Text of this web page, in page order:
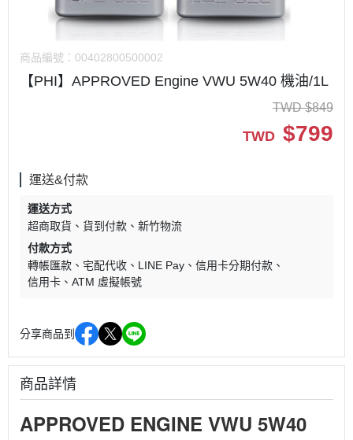
商品編號： 00402800500002
【PHI】APPROVED Engine VWU 5W40 機油/1L
TWD $849
TWD $799
運送&付款
運送方式
超商取貨
貨到付款
新竹物流
付款方式
轉帳匯款
宅配代收 LINE Pay
信用卡分期付款
信用卡
ATM 虛擬帳號
分享商品到
商品詳情
APPROVED ENGINE VWU 5W40